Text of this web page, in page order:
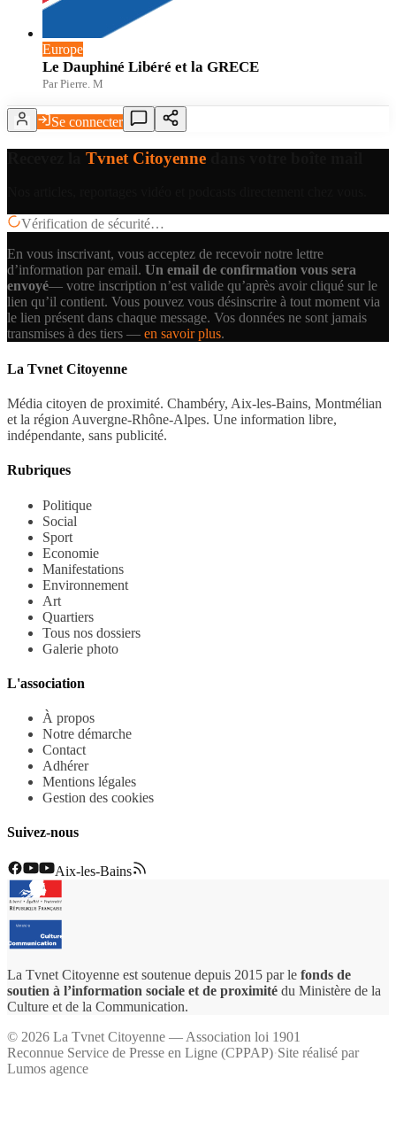
Europe
Le Dauphiné Libéré et la GRECE
Par Pierre. M
Se connecter
Tvnet Citoyenne
Vérification de sécurité…
En vous inscrivant, vous acceptez de recevoir notre lettre
d’information par email. Un email de confirmation vous sera
envoyé— votre inscription n’est valide qu’après avoir cliqué sur le
lien qu’il contient. Vous pouvez vous désinscrire à tout moment via
le lien présent dans chaque message. Vos données ne sont jamais
transmises à des tiers — en savoir plus.
La Tvnet Citoyenne
Média citoyen de proximité. Chambéry, Aix-les-Bains, Montmélian
et la région Auvergne-Rhône-Alpes. Une information libre,
indépendante, sans publicité.
Rubriques
Politique
Social
Sport
Economie
Manifestations
Environnement
Art
Quartiers
Tous nos dossiers
Galerie photo
L'association
À propos
Notre démarche
Contact
Adhérer
Mentions légales
Gestion des cookies
Suivez-nous
Aix-les-Bains
La Tvnet Citoyenne est soutenue depuis 2015 par le fonds de
soutien à l’information sociale et de proximité du Ministère de la
Culture et de la Communication.
© 2026 La Tvnet Citoyenne — Association loi 1901
Reconnue Service de Presse en Ligne (CPPAP)·Site réalisé par
Lumos agence